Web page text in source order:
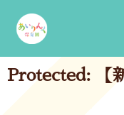
content
Protected: 【